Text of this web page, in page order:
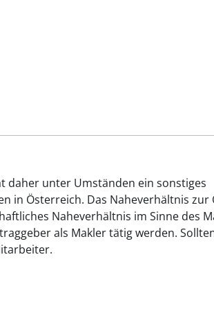
daher unter Umständen ein sonstiges
in Österreich. Das Naheverhältnis zur
Naheverhältnis im Sinne des
als Makler tätig werden.